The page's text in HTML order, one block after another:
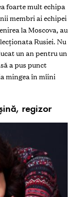
foarte mult echipa
membri ai echipei
la Moscova, au
Rusiei. Nu
un an pentru un
a pus punct
mingea în mîini